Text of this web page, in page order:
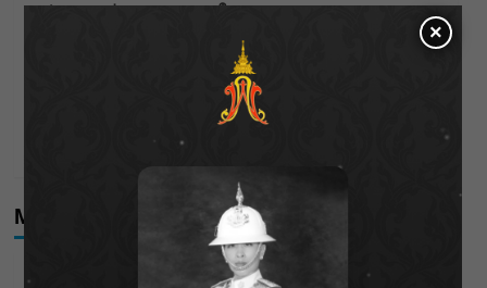
แฟนๆ แกะท่า #นอกจอนอกใจ
กรมชลฯ รับฟังประชาชน ติดตามแก้ปัญหาโครงการประตู
‘แมน การิน’ แชร์ความเชื่อชวนคิด! “อยากกินอะไรหลังจาก
ลาโลกนี้ ให้ใส่บาตรสิ่งนั้นไว้ตอนยังมีชีวิต”
Meta
×